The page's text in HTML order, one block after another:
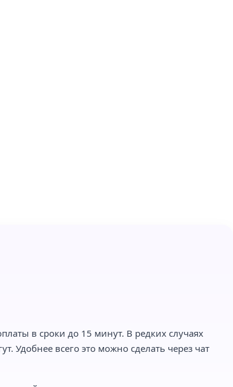
в сроки до 15 минут. В редких случаях
Удобнее всего это можно сделать через чат